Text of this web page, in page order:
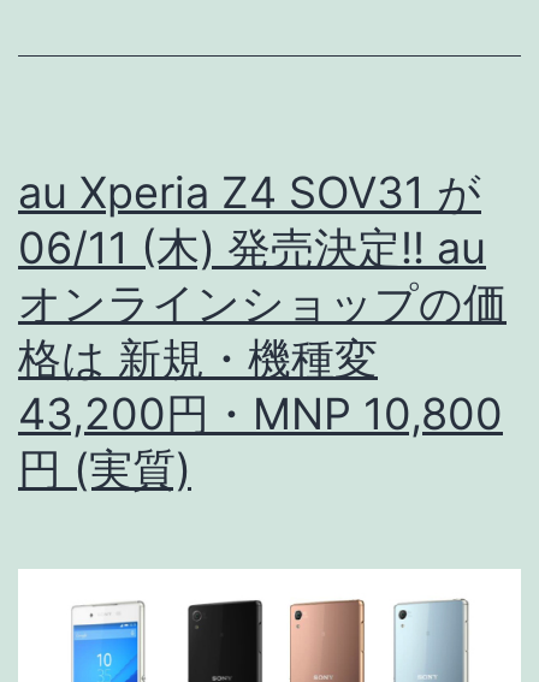
ホ
Xperia
Z4,
A4
/
Arrows
HTC
J
Butterfly
au Xperia Z4 SOV31 が
06/11 (木) 発売決定!! au
オンラインショップの価
格は 新規・機種変
43,200円・MNP 10,800
円 (実質)